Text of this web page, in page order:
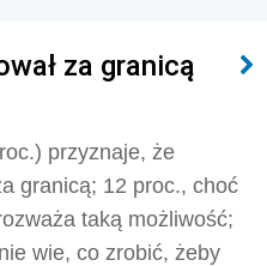
za granicą
przyznaje, że
granicą; 12 proc., choć
taką możliwość;
wie, co zrobić, żeby